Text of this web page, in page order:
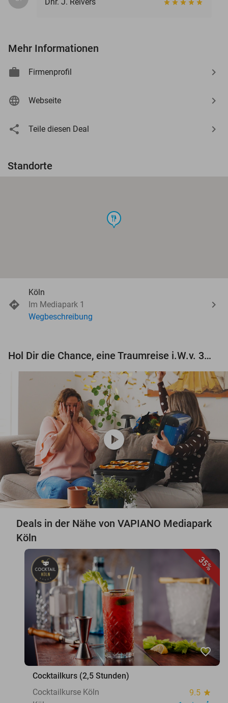
Mehr Informationen
Firmenprofil
Webseite
Teile diesen Deal
Standorte
food
Köln
Im Mediapark 1
Wegbeschreibung
Hol Dir die Chance, eine Traumreise i.W.v. 3.000 € zu gewinnen!
play_circle
Deals in der Nähe von VAPIANO Mediapark
Köln
35%
favorite_border
Cocktailkurs (2,5 Stunden)
Cocktailkurse Köln
9.5 star